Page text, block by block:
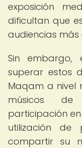
exposición
dificultan que
audiencias más
Sin embargo,
superar estos
Maqam a nivel
músicos
participación
utilización de
compartir su